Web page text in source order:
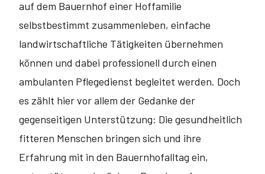
auf dem Bauernhof einer Hoffamilie
selbstbestimmt zusammenleben, einfache
landwirtschaftliche Tätig­keiten übernehmen
können und dabei professionell durch einen
ambulanten Pflege­dienst begleitet werden. Doch
es zählt hier vor allem der Gedanke der
gegenseitigen Unterstützung: Die gesundheitlich
fitteren Menschen bringen sich und ihre
Erfahrung mit in den Bauernhofalltag ein,